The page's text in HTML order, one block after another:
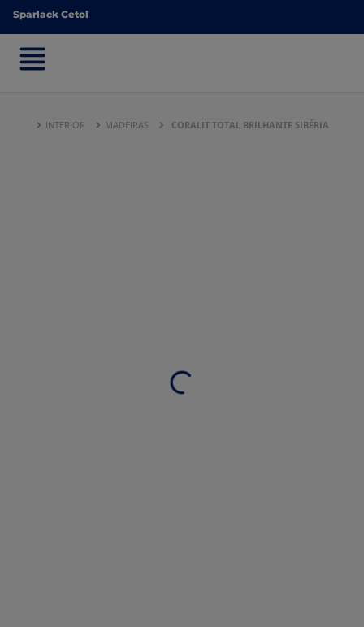
Sparlack Cetol
Sparlack Cetol
INTERIOR MADEIRAS CORALIT TOTAL BRILHANTE SIBÉRIA